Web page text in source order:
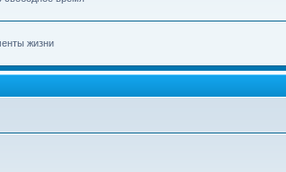
жизни